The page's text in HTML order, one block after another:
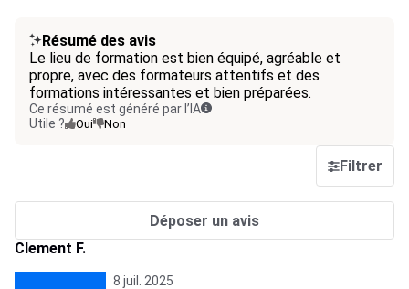
Résumé des avis
Le lieu de formation est bien équipé, agréable et
propre, avec des formateurs attentifs et des
formations intéressantes et bien préparées.
Ce résumé est généré par l’IA
Utile ?
Oui Non
Filtrer
Déposer un avis
Clement F.
8 juil. 2025